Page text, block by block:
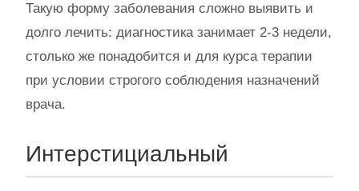
Такую форму заболевания сложно выявить и
долго лечить: диагностика занимает 2-3 недели,
столько же понадобится и для курса терапии
при условии строгого соблюдения назначений
врача.
Интерстициальный